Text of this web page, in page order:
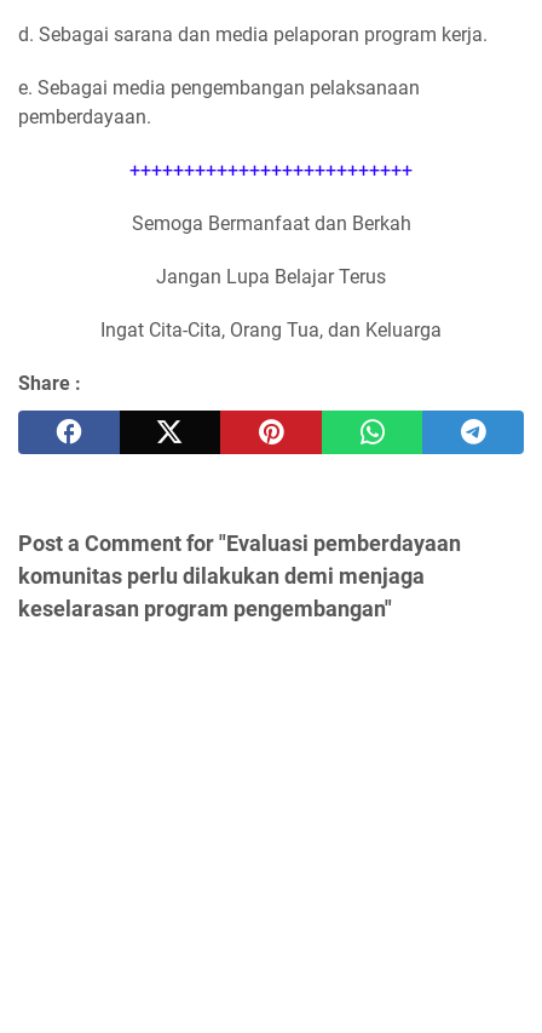
d. Sebagai sarana dan media pelaporan program kerja.
e. Sebagai media pengembangan pelaksanaan
pemberdayaan.
++++++++++++++++++++++++++
Semoga Bermanfaat dan Berkah
Jangan Lupa Belajar Terus
Ingat Cita-Cita, Orang Tua, dan Keluarga
Share :
Post a Comment for "Evaluasi pemberdayaan
komunitas perlu dilakukan demi menjaga
keselarasan program pengembangan"